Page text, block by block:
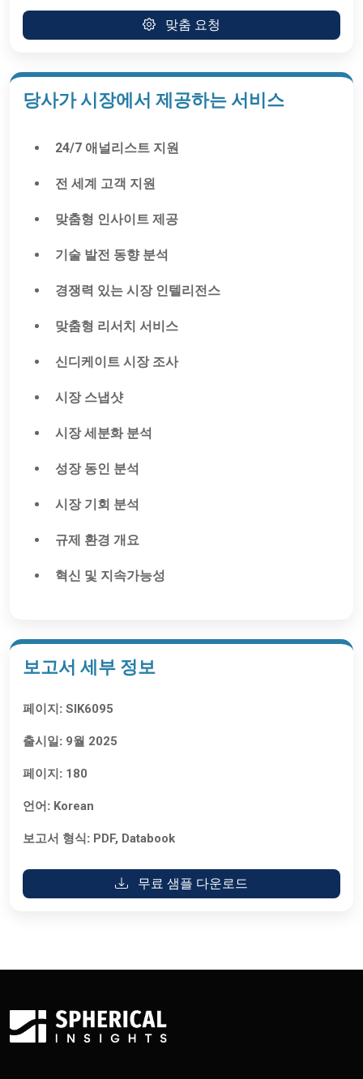
맞춤 요청
당사가 시장에서 제공하는 서비스
24/7 애널리스트 지원
전 세계 고객 지원
맞춤형 인사이트 제공
기술 발전 동향 분석
경쟁력 있는 시장 인텔리전스
맞춤형 리서치 서비스
신디케이트 시장 조사
시장 스냅샷
시장 세분화 분석
성장 동인 분석
시장 기회 분석
규제 환경 개요
혁신 및 지속가능성
보고서 세부 정보
페이지: SIK6095
출시일: 9월 2025
페이지: 180
언어: Korean
보고서 형식: PDF, Databook
무료 샘플 다운로드